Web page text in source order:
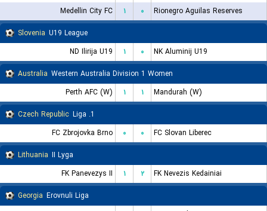
Medellin City FC
۱ ۰
Rionegro Aguilas Reserves
Slovenia U19 League
ND Ilirija U19
۱ ۰
NK Aluminij U19
Australia Western Australia Division 1 Women
Perth AFC (W)
۱ ۱
Mandurah (W)
Czech Republic
1. Liga
FC Zbrojovka Brno
۰ ۰
FC Slovan Liberec
Lithuania II Lyga
FK Panevezys II
۱ ۲
FK Nevezis Kedainiai
Georgia Erovnuli Liga